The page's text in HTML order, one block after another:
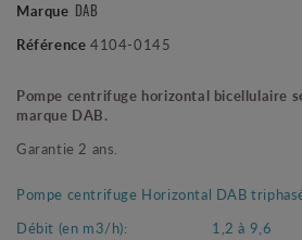
Marque DAB
Référence 4104-0145
Pompe centrifuge horizontal bicellulaire
marque DAB.
Garantie 2 ans.
Pompe centrifuge Horizontal DAB
Débit (en m3/h):
1,2 à 9,6